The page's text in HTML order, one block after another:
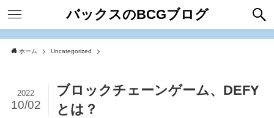
バックスのBCGブログ
ホーム Uncategorized
ブロックチェーンゲーム、DEFY
とは？
2022
10/02